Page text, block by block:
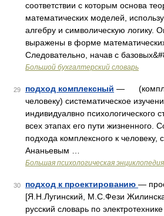
соответствии с которым основа
математических моделей,
алгебру и символическую логику.
выражены в форме
Следовательно, начав с
Большой бухгалтерский словарь
29 подход комплексный —
человеку) систематическое
индивидуалвно психологического
всех этапах его пути жизненного.
подхода комплексного к
Ананьевым …
Большая психологическая энциклопедия
30 подход к проектированию —
[Я.Н.Лугинский, М.С.Фези
русский словарь по